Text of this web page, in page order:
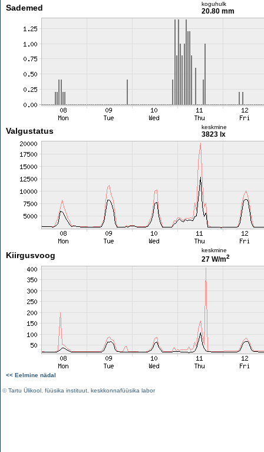
Sademed koguhulk
20.80 mm
Valgustatus keskmine
3823 lx
Kiirgusvoog
keskmine
27 W/m2
<< Eelmine nädal
©Tartu Ülikool füüsika instituut keskkonnafüüsika labor